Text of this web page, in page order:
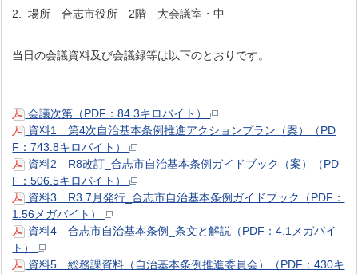
2. 場所 合志市役所 2階 大会議室・中
当日の会議資料及び会議録等は以下のとおりです。
会議次第（PDF：84.3キロバイト）
資料1 第4次自治基本条例推進アクションプラン（案）（PD
F：743.8キロバイト）
資料2 R8改訂_合志市自治基本条例ガイドブック（案）（PD
F：506.5キロバイト）
資料3 R3.7月発行_合志市自治基本条例ガイドブック（PDF：
1.56メガバイト）
資料4 合志市自治基本条例_条文と解説（PDF：4.1メガバイ
ト）
資料5 総務課資料（自治基本条例推進委員会）（PDF：430キ